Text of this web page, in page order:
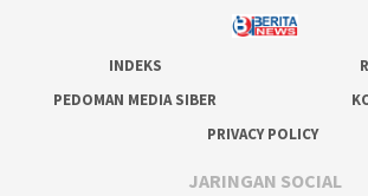
INDEKS
PEDOMAN MEDIA SIBER
PRIVACY POLICY
JARINGAN SOCIAL